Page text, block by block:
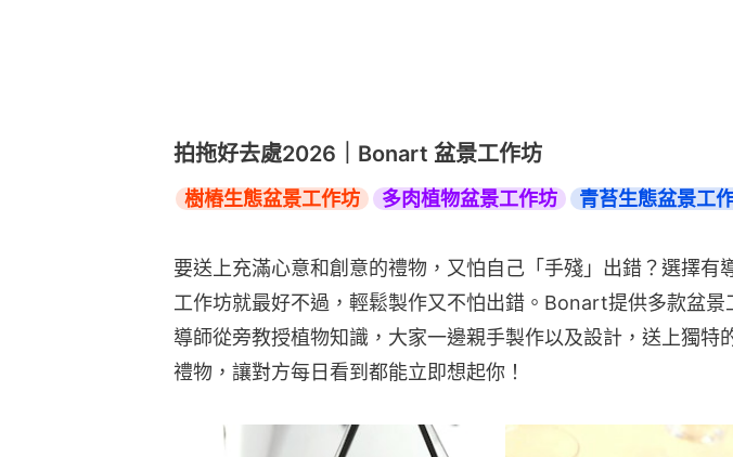
拍拖好去處2026｜Bonart 盆景⼯作坊
樹樁生態盆景工作坊 多肉植物盆景工作坊 青苔生態盆景工
要送上充滿心意和創意的禮物，又怕自己「手殘」出錯？選擇有
⼯作坊就最好不過，輕鬆製作又不怕出錯。Bonart提供多款盆景
導師從旁教授植物知識，大家一邊親手製作以及設計，送上獨特
禮物，讓對方每日看到都能立即想起你！